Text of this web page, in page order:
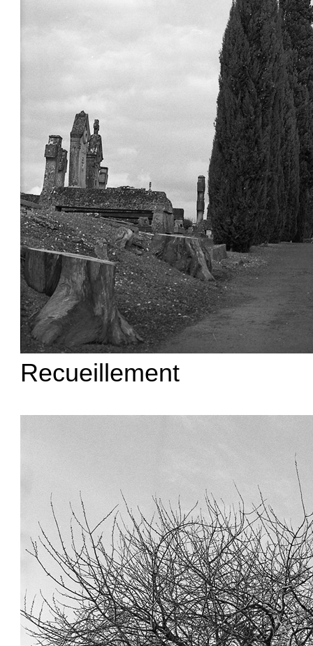
Recueillement